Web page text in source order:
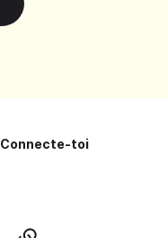
Connecte-toi